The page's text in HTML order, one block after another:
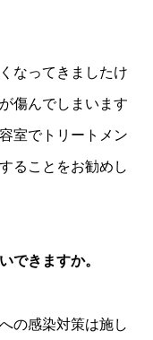
なってきましたけ
傷んでしまいます
室でトリートメン
ることをお勧めし
できますか。
の感染対策は施し